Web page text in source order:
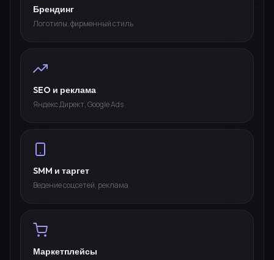
Брендинг
Логотипы, фирменный стиль
SEO и реклама
Яндекс Директ, Google Ads
SMM и таргет
Ведение соцсетей, реклама
Маркетплейсы